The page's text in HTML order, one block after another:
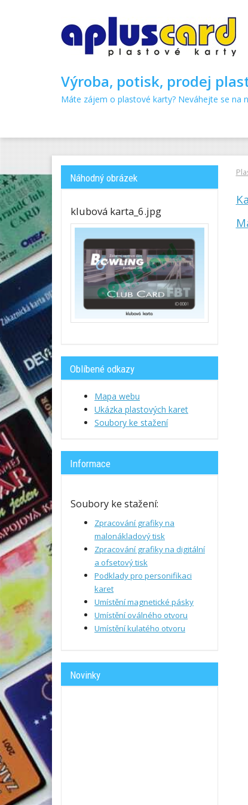
Výroba, potisk, prodej
Máte zájem o plastové karty? Neváhejte se na
Náhodný obrázek
klubová karta_6.jpg
Oblíbené odkazy
Mapa webu
Ukázka plastových karet
Soubory ke stažení
Informace
Soubory ke stažení:
Zpracování grafiky na
malonákladový tisk
Zpracování grafiky na digitální
a ofsetový tisk
Podklady pro personifikaci
karet
Umístění magnetické pásky
Umístění oválného otvoru
Umístění kulatého otvoru
Novinky